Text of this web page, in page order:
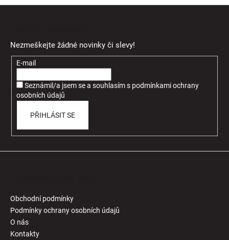
Nezmeškejte žádné novinky či slevy!
E-mail
Seznámil/a jsem se a souhlasíms podmínkami ochrany
osobních údajů
PŘIHLÁSIT SE
Obchodní podmínky
Podmínky ochrany osobních údajů
O nás
Kontakty